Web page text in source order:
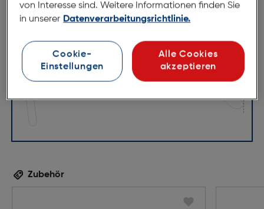
17mm
55mm
140mm
Zubehör
von Interesse sind. Weitere Informationen finden Sie
in unserer Datenverarbeitungsrichtlinie.
Cookie-
Einstellungen
Alle Cookies
akzeptieren